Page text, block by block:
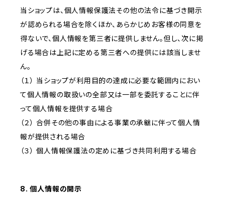
当ショップは、個人情報保護法その他の法令に基づき開示
が認められる場合を除くほか、あらかじめお客様の同意を
得ないで、個人情報を第三者に提供しません。但し、次に掲
げる場合は上記に定める第三者への提供には該当しませ
ん。
（１） 当ショップが利用目的の達成に必要な範囲内におい
て個人情報の取扱いの全部又は一部を委託することに伴
って個人情報を提供する場合
（２） 合併その他の事由による事業の承継に伴って個人情
報が提供される場合
（３） 個人情報保護法の定めに基づき共同利用する場合
8. 個人情報の開示